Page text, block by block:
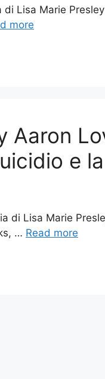
Lisa Marie
more
Aaron
e
di Lisa Marie
… Read more